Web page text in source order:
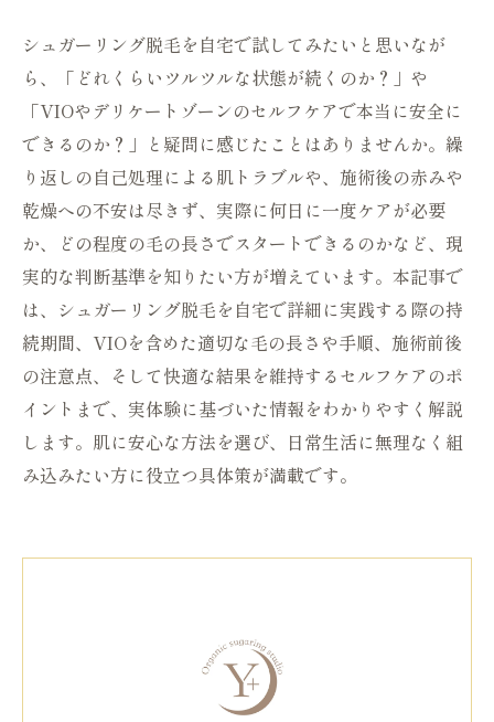
シュガーリング脱毛を自宅で試してみたいと思いなが
ら、「どれくらいツルツルな状態が続くのか？」や
「VIOやデリケートゾーンのセルフケアで本当に安全に
できるのか？」と疑問に感じたことはありませんか。繰
り返しの自己処理による肌トラブルや、施術後の赤みや
乾燥への不安は尽きず、実際に何日に一度ケアが必要
か、どの程度の毛の長さでスタートできるのかなど、現
実的な判断基準を知りたい方が増えています。本記事で
は、シュガーリング脱毛を自宅で詳細に実践する際の持
続期間、VIOを含めた適切な毛の長さや手順、施術前後
の注意点、そして快適な結果を維持するセルフケアのポ
イントまで、実体験に基づいた情報をわかりやすく解説
します。肌に安心な方法を選び、日常生活に無理なく組
み込みたい方に役立つ具体策が満載です。